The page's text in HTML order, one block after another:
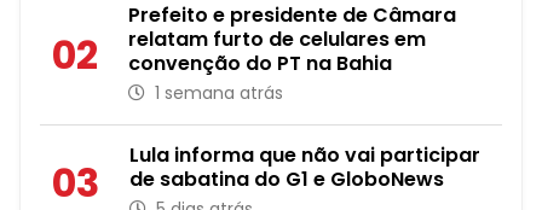
02
Prefeito e presidente de Câmara
relatam furto de celulares em
convenção do PT na Bahia
1 semana atrás
03
Lula informa que não vai participar
de sabatina do G1 e GloboNews